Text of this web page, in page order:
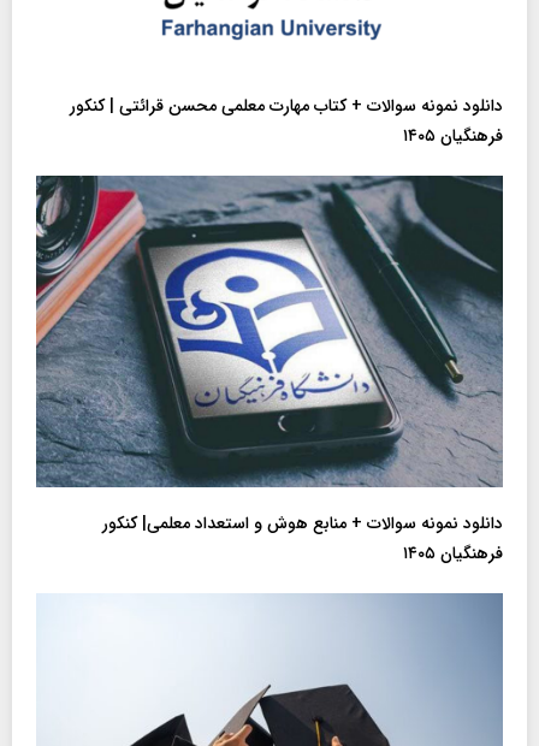
دانلود نمونه سوالات + کتاب مهارت معلمی محسن قرائتی | کنکور
فرهنگیان ۱۴۰۵
دانلود نمونه سوالات + منابع هوش و استعداد معلمی| کنکور
فرهنگیان ۱۴۰۵